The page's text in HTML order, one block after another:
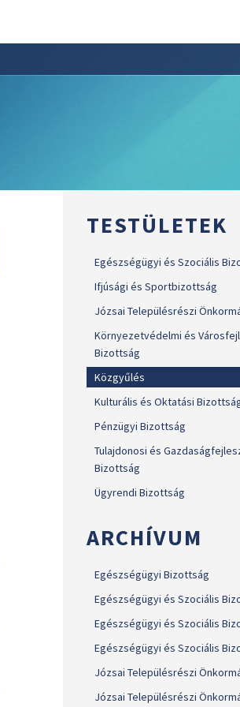
TESTÜLETEK
Egészségügyi és Szociális
Ifjúsági és Sportbizottság
Józsai Településrészi
Környezetvédelmi és
Bizottság
Közgyűlés
Kulturális és Oktatási
Pénzügyi Bizottság
Tulajdonosi és
Bizottság
Ügyrendi Bizottság
ARCHÍVUM
Egészségügyi Bizottság
Egészségügyi és Szociális
Egészségügyi és Szociális
Egészségügyi és Szociális
Józsai Településrészi
Józsai Településrészi